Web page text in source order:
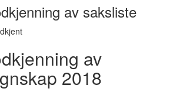
av saksliste
av
2018